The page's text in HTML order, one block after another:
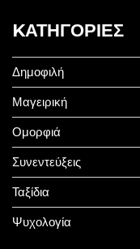
KΑΤΗΓΟΡΊΕΣ
Δημοφιλή
Μαγειρική
Ομορφιά
Συνεντεύξεις
Ταξίδια
Ψυχολογία